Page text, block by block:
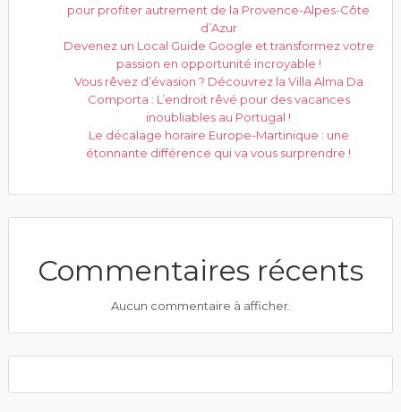
pour profiter autrement de la Provence-Alpes-Côte
d’Azur
Devenez un Local Guide Google et transformez votre
passion en opportunité incroyable !
Vous rêvez d’évasion ? Découvrez la Villa Alma Da
Comporta : L’endroit rêvé pour des vacances
inoubliables au Portugal !
Le décalage horaire Europe-Martinique : une
étonnante différence qui va vous surprendre !
Commentaires récents
Aucun commentaire à afficher.